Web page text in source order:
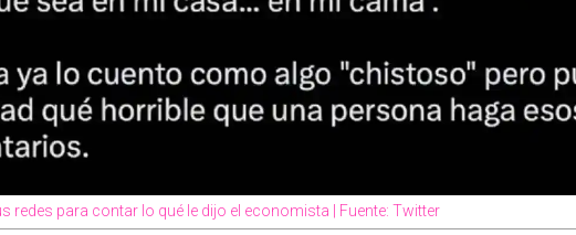
redes para contar lo qué le dijo el economista | Fuente: Twitter